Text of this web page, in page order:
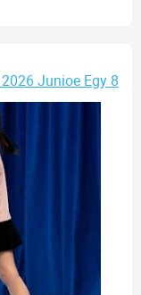
Junioe Egy 8